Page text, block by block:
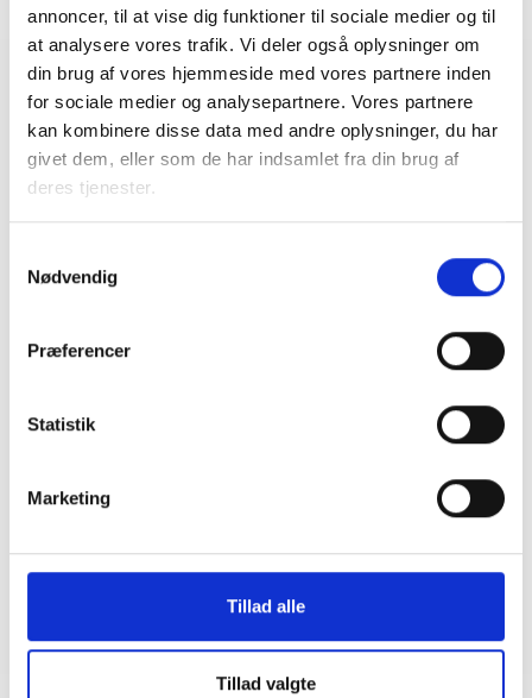
annoncer, til at vise dig funktioner til sociale medier og til
at analysere vores trafik. Vi deler også oplysninger om
din brug af vores hjemmeside med vores partnere inden
for sociale medier og analysepartnere. Vores partnere
kan kombinere disse data med andre oplysninger, du har
givet dem, eller som de har indsamlet fra din brug af
deres tjenester.
Nødvendig
Præferencer
Statistik
Marketing
Tillad alle
Tillad valgte
Relateret indhold Viden
BL INFORMERER
Nye krav om fjernaflæste målere – alle
ejendomme skal være klar senest 1. januar
08. juni 2026
BL INFORMERER
Sundhedsreformens konsekvenser for
kommunale lejemål i almene ældre- og